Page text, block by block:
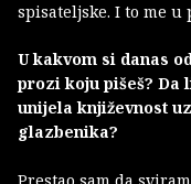
spisateljske. I to me
U kakvom si danas
prozi koju pišeš? Da
unijela književnost
glazbenika?